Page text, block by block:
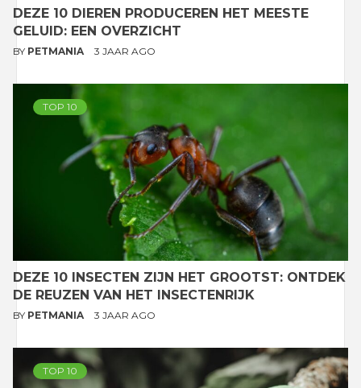
DEZE 10 DIEREN PRODUCEREN HET MEESTE
GELUID: EEN OVERZICHT
BY PETMANIA 3 JAAR AGO
TOP 10
DEZE 10 INSECTEN ZIJN HET GROOTST: ONTDEK
DE REUZEN VAN HET INSECTENRIJK
BY PETMANIA 3 JAAR AGO
TOP 10